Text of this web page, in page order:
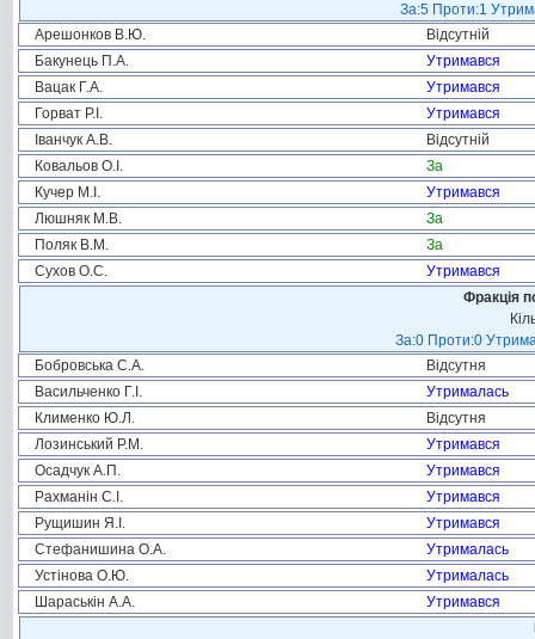
За:5 Проти:1
Арешонков В.Ю.
Відсутній
Бакунець П.А.
Утримався
Вацак Г.А.
Утримався
Горват Р.І.
Утримався
Іванчук А.В.
Відсутній
Ковальов О.І.
За
Кучер М.І.
Утримався
Люшняк М.В.
За
Поляк В.М.
За
Сухов О.С.
Утримався
Фракція
За:0 Проти:0
Бобровська С.А.
Відсутня
Васильченко Г.І.
Утрималась
Клименко Ю.Л.
Відсутня
Лозинський Р.М.
Утримався
Осадчук А.П.
Утримався
Рахманін С.І.
Утримався
Рущишин Я.І.
Утримався
Стефанишина О.А.
Утрималась
Устінова О.Ю.
Утрималась
Шараськін А.А.
Утримався